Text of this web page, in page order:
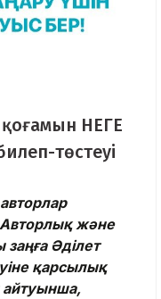
қоғамын НЕГЕ
төстеуі
және
Әділет
қарсылық
айтуынша,